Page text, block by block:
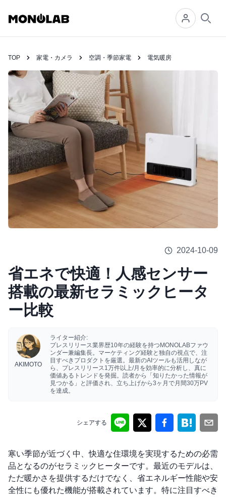
TOP 家電・カメラ 空調・季節家電 電気暖房
2024-10-09
省エネで快適！人感センサー
搭載の最新セラミックヒータ
ー比較
AKIMOTO
ライター紹介:
プレスリリース業界歴10年の経験を持つMONOLABファウ
ンダー兼編集長。マーケティング経験と独自の視点で、注
目すべきプロダクトを厳選。最新のAIツールも活用しなが
ら、プレスリリース1万件以上/月を効率的に分析し、真に
価値あるトレンドを発掘。読者から「知りたかった情報が
見つかる」と評価され、立ち上げから3ヶ月で月間30万PV
を達成。
シェアする
寒い季節が近づく中、快適な住環境を実現するための必需
品となるのがセラミックヒーターです。最近のモデルは、
ただ暖かさを提供するだけでなく、省エネルギー性能や安
全性にも優れた機能が搭載されています。特に注目すべき